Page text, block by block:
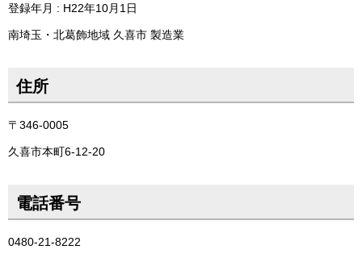
登録年月 : H22年10月1日
南埼玉・北葛飾地域 久喜市 製造業
住所
〒346-0005
久喜市本町6-12-20
電話番号
0480-21-8222